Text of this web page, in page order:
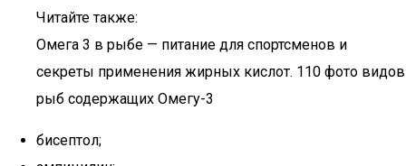
Читайте также:
Омега 3 в рыбе — питание для спортсменов и
секреты применения жирных кислот. 110 фото видов
рыб содержащих Омегу-3
бисептол;